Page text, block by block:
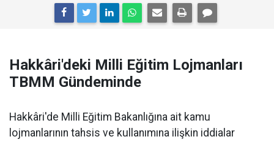
Hakkâri'deki Milli Eğitim Lojmanları
TBMM Gündeminde
Hakkâri'de Milli Eğitim Bakanlığına ait kamu
lojmanlarının tahsis ve kullanımına ilişkin iddialar